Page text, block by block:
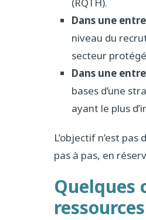
Dans une
niveau du
secteur
Dans une
bases d’une
ayant le plus
L’objectif n’est
pas à pas, en
Quelques
ressources